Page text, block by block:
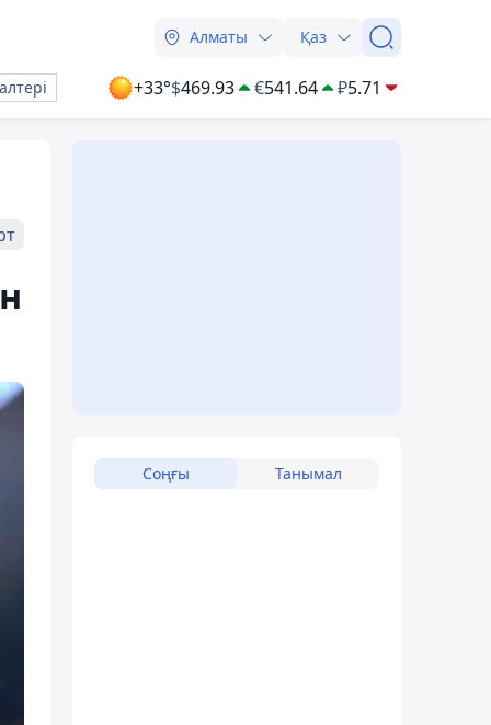
Алматы Қаз
+33°$469.93 €541.64 ₽5.71
Соңғы Танымал